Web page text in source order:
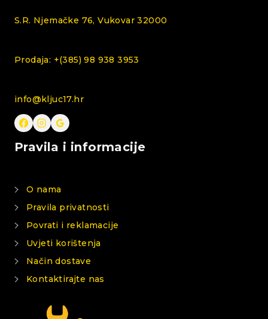
S.R. Njemačke 76, Vukovar 32000
Prodaja: +(385) 98 938 3953
info@kljuc17.hr
Pravila i informacije
O nama
Pravila privatnosti
Povrati i reklamacije
Uvjeti korištenja
Način dostave
Kontaktirajte nas